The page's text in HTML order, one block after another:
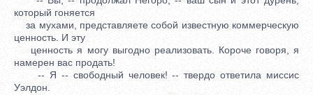
который гоняется
за мухами, представляете собой известную коммерческую
ценность. И эту
ценность я могу выгодно реализовать. Короче говоря, я
намерен вас продать!
-- Я -- свободный человек! -- твердо ответила миссис
Уэлдон.